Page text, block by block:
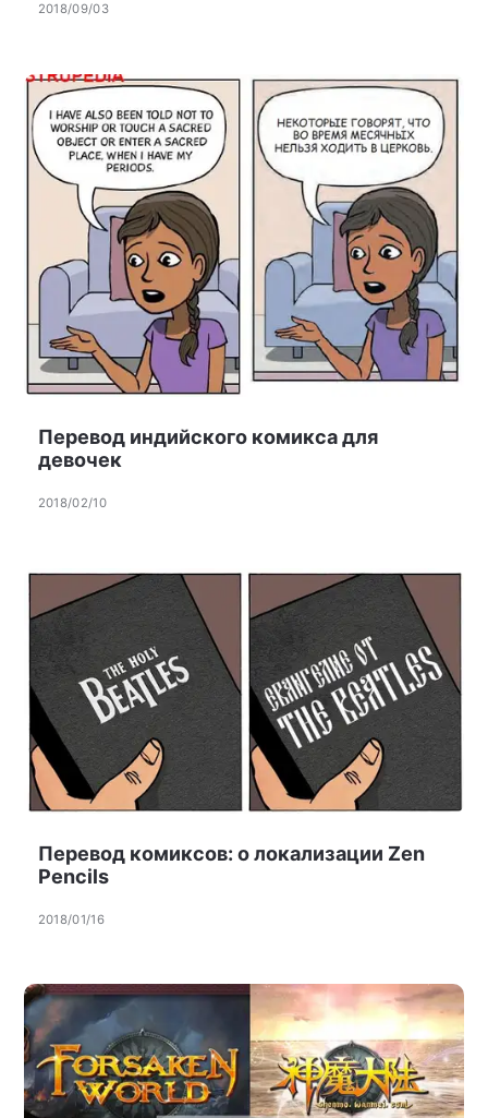
2018/09/03
Перевод индийского комикса для
девочек
2018/02/10
Перевод комиксов: о локализации Zen
Pencils
2018/01/16